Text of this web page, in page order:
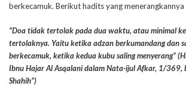
berkecamuk. Berikut hadits yang menerangkannya
“Doa tidak tertolak pada dua waktu, atau minimal
tertolaknya. Yaitu ketika adzan berkumandang dan
berkecamuk, ketika kedua kubu saling menyerang”
Ibnu Hajar Al Asqalani dalam Nata-ijul Afkar, 1/369,
Shahih”)